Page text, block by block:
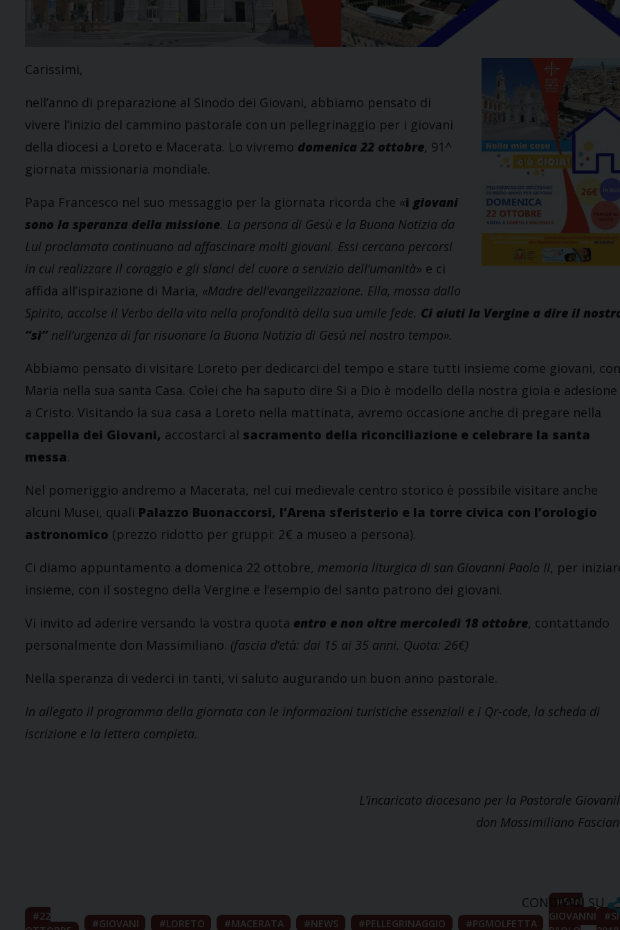
Carissimi,
nell’anno di preparazione al Sinodo dei Giovani, abbiamo pensato di
vivere l’inizio del cammino pastorale con un pellegrinaggio per i giovani
della diocesi a Loreto e Macerata. Lo vivremo domenica 22 ottobre, 91^
giornata missionaria mondiale.
Papa Francesco nel suo messaggio per la giornata ricorda che «i giovani
sono la speranza della missione. La persona di Gesù e la Buona Notizia da
Lui proclamata continuano ad affascinare molti giovani. Essi cercano percorsi
in cui realizzare il coraggio e gli slanci del cuore a servizio dell’umanità» e ci
affida all’ispirazione di Maria, «Madre dell’evangelizzazione. Ella, mossa dallo
Spirito, accolse il Verbo della vita nella profondità della sua umile fede. Ci aiuti la Vergine a dire il
“sì”nell’urgenza di far risuonare la Buona Notizia di Gesù nel nostro tempo».
Abbiamo pensato di visitare Loreto per dedicarci del tempo e stare tutti insieme come giovani, con
Maria nella sua santa Casa. Colei che ha saputo dire Si a Dio è modello della nostra gioia e adesione
a Cristo. Visitando la sua casa a Loreto nella mattinata, avremo occasione anche di pregare nella
cappella dei Giovani, accostarci al sacramento della riconciliazione e celebrare la santa
messa.
Nel pomeriggio andremo a Macerata, nel cui medievale centro storico è possibile visitare anche
alcuni Musei, quali Palazzo Buonaccorsi, l’Arena sferisterio e la torre civica con l’orologio
astronomico (prezzo ridotto per gruppi: 2€ a museo a persona).
Ci diamo appuntamento a domenica 22 ottobre, memoria liturgica di san Giovanni Paolo II, per
insieme, con il sostegno della Vergine e l’esempio del santo patrono dei giovani.
Vi invito ad aderire versando la vostra quota entro e non oltre mercoledì 18 ottobre, contattando
personalmente don Massimiliano. (fascia d’età: dai 15 ai 35 anni. Quota: 26€)
Nella speranza di vederci in tanti, vi saluto augurando un buon anno pastorale.
In allegato il programma della giornata con le informazioni turistiche essenziali e i Qr-code, la scheda di
iscrizione e la lettera completa.
L’incaricato diocesano per la Pastorale
don Massimiliano
22
GIOVANI LORETO MACERATA NEWS PELLEGRINAGGIO PGMOLFETTA
SAN
GIOVANNI
CONDIVIDI SU